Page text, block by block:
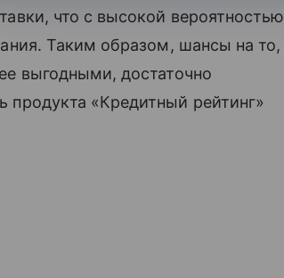
что с высокой вероятностью
Таким образом, шансы на то,
выгодными, достаточно
«Кредитный рейтинг»